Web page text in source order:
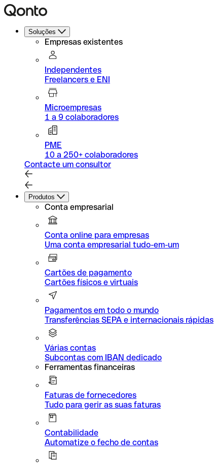
Soluções
Empresas existentes
Independentes
Freelancers e ENI
Microempresas
1 a 9 colaboradores
PME
10 a 250+ colaboradores
Contacte um consultor
Produtos
Conta empresarial
Conta online para empresas
Uma conta empresarial tudo-em-um
Cartões de pagamento
Cartões físicos e virtuais
Pagamentos em todo o mundo
Transferências SEPA e internacionais rápidas
Várias contas
Subcontas com IBAN dedicado
Ferramentas financeiras
Faturas de fornecedores
Tudo para gerir as suas faturas
Contabilidade
Automatize o fecho de contas